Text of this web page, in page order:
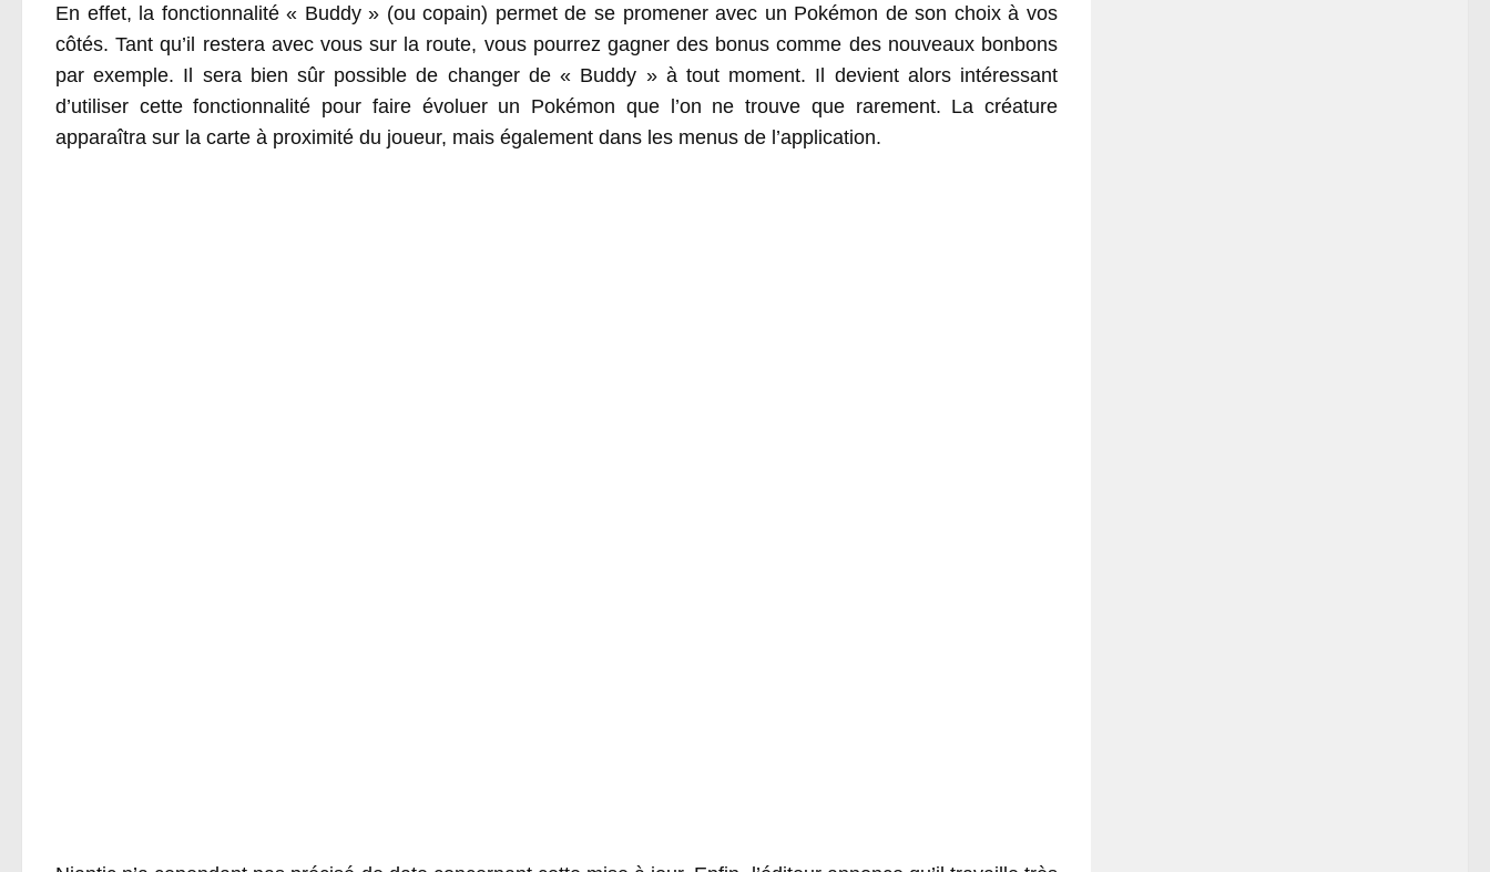
En effet, la fonctionnalité « Buddy » (ou copain) permet de se promener avec un Pokémon de son choix à vos
côtés. Tant qu’il restera avec vous sur la route, vous pourrez gagner des bonus comme des nouveaux bonbons
par exemple. Il sera bien sûr possible de changer de « Buddy » à tout moment. Il devient alors intéressant
d’utiliser cette fonctionnalité pour faire évoluer un Pokémon que l’on ne trouve que rarement. La créature
apparaîtra sur la carte à proximité du joueur, mais également dans les menus de l’application.